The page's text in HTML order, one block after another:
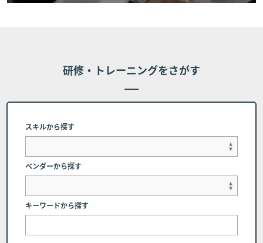
■第7条 (代理受講)
お客様のご都合により、申し込み時の受講者に代わって代
た連絡先にご相談ください。但し、申し込み完了時に受講
者に帰属するコーステキストや受講者IDについては変更が
できかねる場合、または受講者自身での変更をお願いする
場合があります。
弊社へのご連絡 コース開催日の前日(当該日が弊
社休業日の場合は、直前の営業日とします）まで
間：弊社休業日及び土・日・祝日を除く9:00～1
研修・トレーニングをさがす
スキルから探す
ベンダーから探す
キーワードから探す